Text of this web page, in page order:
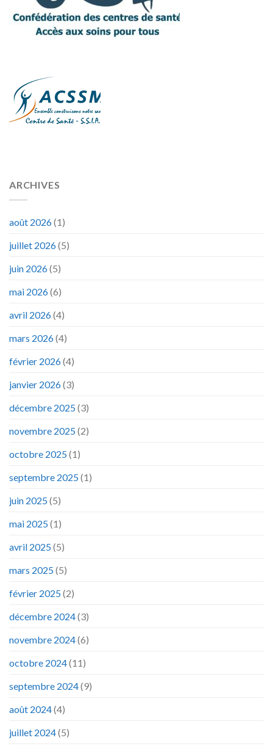
ARCHIVES
août 2026(1)
juillet 2026(5)
juin 2026(5)
mai 2026(6)
avril 2026(4)
mars 2026(4)
février 2026(4)
janvier 2026(3)
décembre 2025(3)
novembre 2025(2)
octobre 2025(1)
septembre 2025(1)
juin 2025(5)
mai 2025(1)
avril 2025(5)
mars 2025(5)
février 2025(2)
décembre 2024(3)
novembre 2024(6)
octobre 2024(11)
septembre 2024(9)
août 2024(4)
juillet 2024(5)